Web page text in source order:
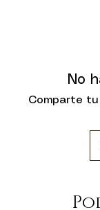
No
Comparte tu